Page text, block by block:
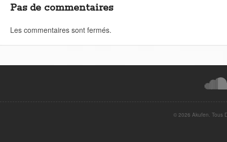
Pas de commentaires
Les commentaires sont fermés.
© 2026 Akufen. Tous